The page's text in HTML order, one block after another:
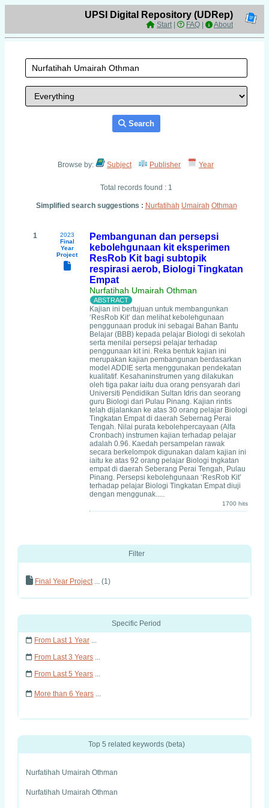
UPSI Digital Repository (UDRep)
Start| FAQ About
Search
Browse by: Subject Publisher Year
Total records found : 1
Simplified search suggestions : Nurfatihah Umairah Othman
1
2023
Final
Year
Project
Pembangunan dan persepsi
kebolehgunaan kit eksperimen
ResRob Kit bagi subtopik
respirasi aerob, Biologi Tingkatan
Empat
Nurfatihah Umairah Othman
Kajian ini bertujuan untuk membangunkan
‘ResRob Kit’ dan melihat kebolehgunaan
penggunaan produk ini sebagai Bahan Bantu
Belajar (BBB) kepada pelajar Biologi di sekolah
serta menilai persepsi pelajar terhadap
penggunaan kit ini. Reka bentuk kajian ini
merupakan kajian pembangunan berdasarkan
model ADDIE serta menggunakan pendekatan
kualitatif. Kesahaninstrumen yang dilakukan
oleh tiga pakar iaitu dua orang pensyarah dari
Universiti Pendidikan Sultan Idris dan seorang
guru Biologi dari Pulau Pinang. Kajian rintis
telah dijalankan ke atas 30 orang pelajar Biologi
Tingkatan Empat di daerah Sebernag Perai
Tengah. Nilai purata kebolehpercayaan (Alfa
Cronbach) instrumen kajian terhadap pelajar
adalah 0.96. Kaedah persampelan rawak
secara berkelompok digunakan dalam kajian ini
iaitu ke atas 92 orang pelajar Biologi tngkatan
empat di daerah Seberang Perai Tengah, Pulau
Pinang. Persepsi kebolehgunaan ‘ResRob Kit’
terhadap pelajar Biologi Tingkatan Empat diuji
dengan menggunak.....
1700 hits
Filter
Final Year Project... (1)
Specific Period
From Last 1 Year ...
From Last 3 Years ...
From Last 5 Years ...
More than 6 Years ...
Top 5 related keywords (beta)
Nurfatihah Umairah Othman
Nurfatihah Umairah Othman